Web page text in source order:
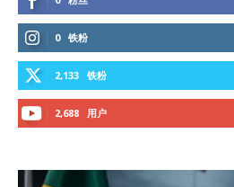
0 铁粉
2,133 铁粉
2,688 用户